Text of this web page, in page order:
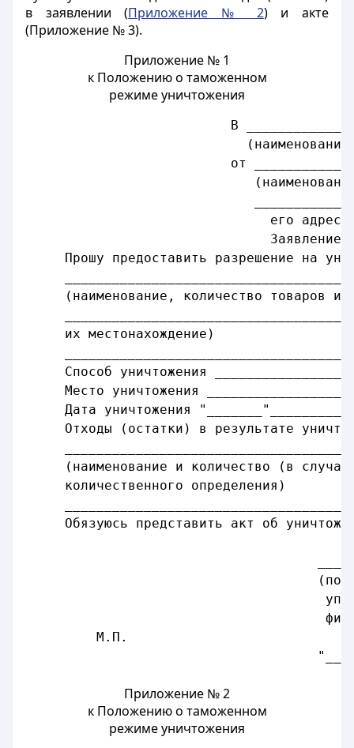
в заявлении (Приложение № 2) и акте
(Приложение № 3).
Приложение № 1
к Положению о таможенном
режиме уничтожения
В
(наименование
от
(наименование или
его адрес)
Заявление
Прошу предоставить разрешение на
(наименование, количество товаров или
их местонахождение)
Способ уничтожения
Место уничтожения
Дата уничтожения
Отходы (остатки) в результате
(наименование и количество (в случае
количественного определения)
Обязуюсь представить акт об
(подпись
уполномоченного
физического
М.П.
Приложение № 2
к Положению о таможенном
режиме уничтожения